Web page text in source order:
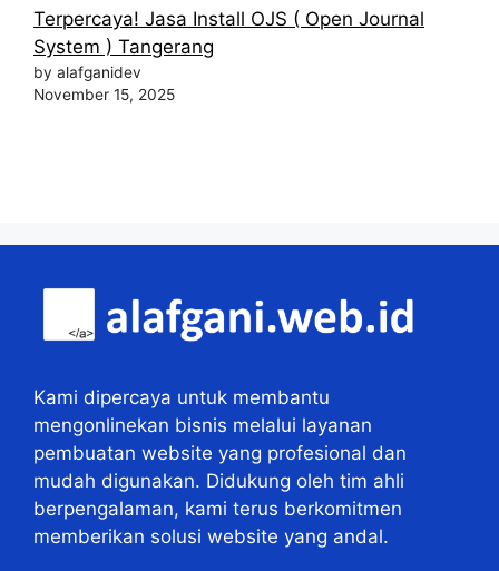
Terpercaya! Jasa Install OJS ( Open Journal
System ) Tangerang
by alafganidev
November 15, 2025
Kami dipercaya untuk membantu
mengonlinekan bisnis melalui layanan
pembuatan website yang profesional dan
mudah digunakan. Didukung oleh tim ahli
berpengalaman, kami terus berkomitmen
memberikan solusi website yang andal.